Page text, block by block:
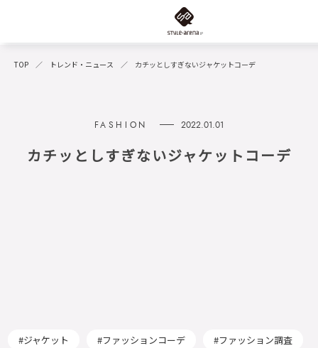
TOP トレンド・ニュース カチッとしすぎないジャケットコーデ
2022.01.01
カチッとしすぎないジャケットコーデ
ジャケット ファッションコーデ ファッション調査